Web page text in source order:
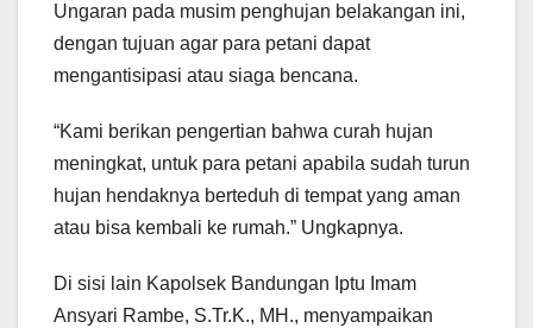
Ungaran pada musim penghujan belakangan ini,
dengan tujuan agar para petani dapat
mengantisipasi atau siaga bencana.
“Kami berikan pengertian bahwa curah hujan
meningkat, untuk para petani apabila sudah turun
hujan hendaknya berteduh di tempat yang aman
atau bisa kembali ke rumah.” Ungkapnya.
Di sisi lain Kapolsek Bandungan Iptu Imam
Ansyari Rambe, S.Tr.K., MH., menyampaikan